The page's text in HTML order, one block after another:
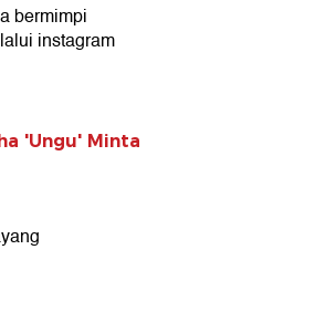
bermimpi
instagram
'Ungu' Minta